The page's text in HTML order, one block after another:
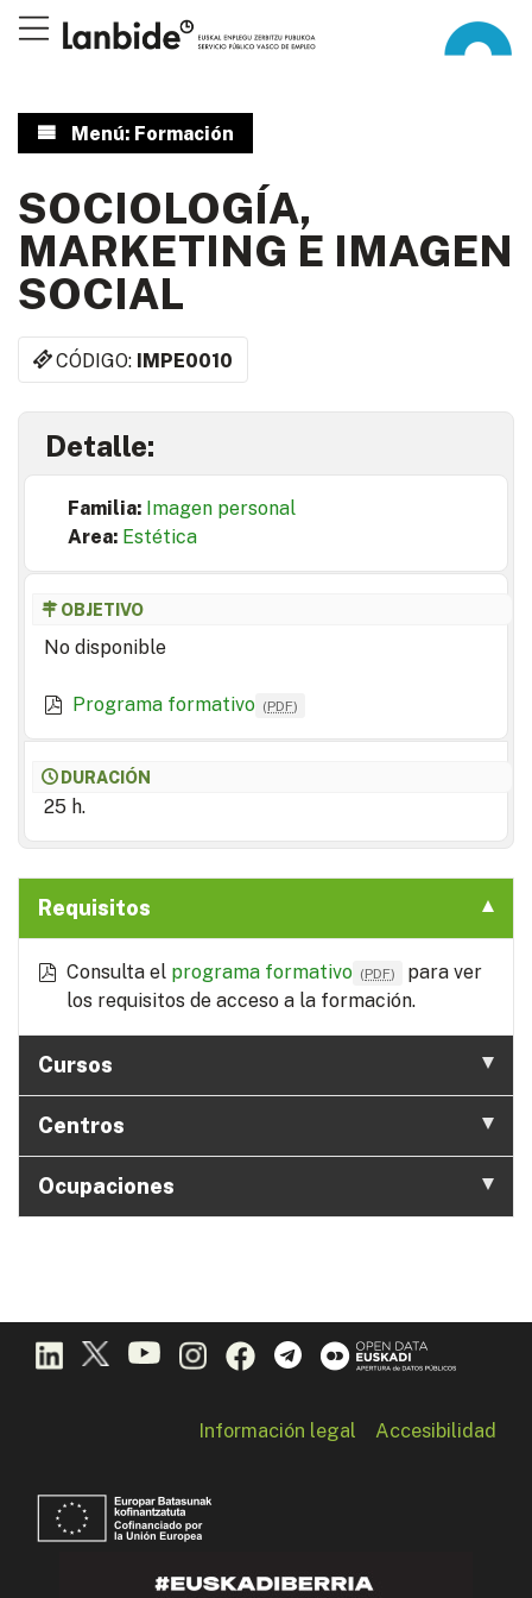
Menú: Formación
SOCIOLOGÍA,
MARKETING E IMAGEN
SOCIAL
CÓDIGO: IMPE0010
Detalle:
Familia: Imagen personal
Area: Estética
OBJETIVO
No disponible
Programa formativo (PDF)
DURACIÓN
25 h.
Requisitos
Consulta el programa formativo (PDF)
para ver
los requisitos de acceso a la formación.
Cursos
Centros
Ocupaciones
Información legal Accesibilidad